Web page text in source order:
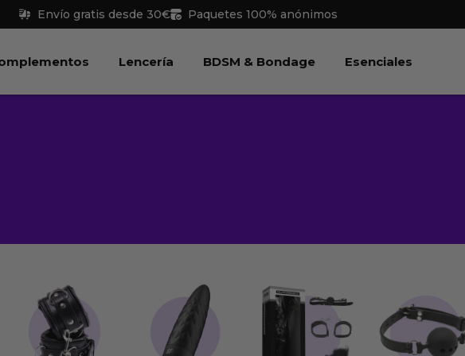
Envío gratis desde 30€ Paquetes 100% anónimos
Juguetes Abrir Complementos
Lencería Abrir Lencería
BDSM & Bondage Abrir BDSM & Bondage
Esenciales